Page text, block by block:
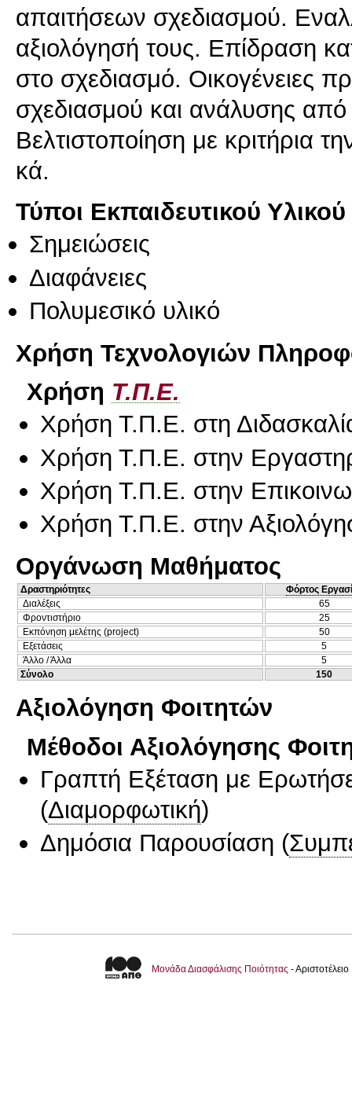
απαιτήσεων σχεδιασμού.
αξιολόγησή τους. Επίδραση
στο σχεδιασμό. Οικογένειες
σχεδιασμού και ανάλυσης
Βελτιστοποίηση με κριτήρια
κά.
Τύποι Εκπαιδευτικού Υλικού
Σημειώσεις
Διαφάνειες
Πολυμεσικό υλικό
Χρήση Τεχνολογιών
Χρήση Τ.Π.Ε.
Χρήση Τ.Π.Ε. στη
Χρήση Τ.Π.Ε. στην
Χρήση Τ.Π.Ε. στην
Χρήση Τ.Π.Ε. στην
Οργάνωση Μαθήματος
Δραστηριότητες
Φόρτος
Διαλέξεις
65
Φροντιστήριο
25
Εκπόνηση μελέτης (project)
50
Εξετάσεις
5
Άλλο / Άλλα
5
Σύνολο
150
Αξιολόγηση Φοιτητών
Μέθοδοι Αξιολόγησης
Γραπτή Εξέταση με
(Διαμορφωτική)
Δημόσια Παρουσίαση (
Μονάδα Διασφάλισης Ποιότητας -